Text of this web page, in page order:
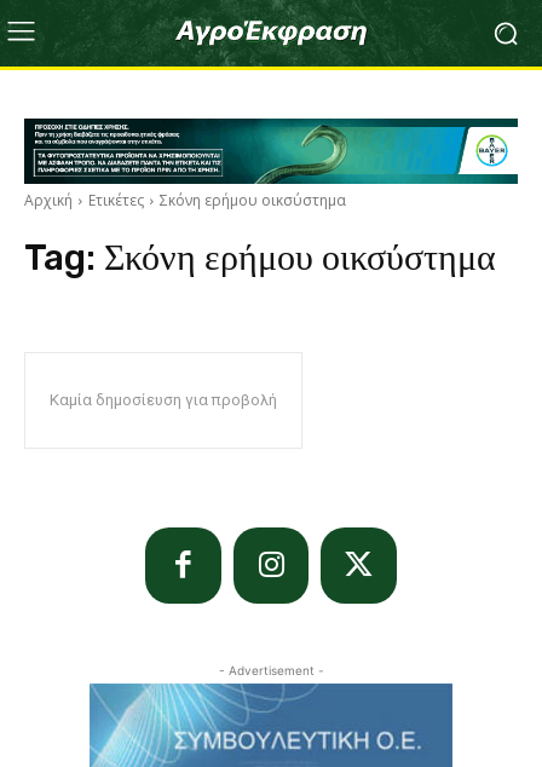
Αρχική Ετικέτες Σκόνη ερήμου οικσύστημα
Tag: Σκόνη ερήμου οικσύστημα
Καμία δημοσίευση για προβολή
- Advertisement -